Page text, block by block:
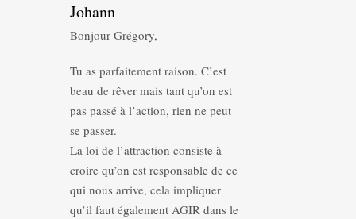
Johann
Bonjour Grégory,
Tu as parfaitement raison. C’est
beau de rêver mais tant qu’on est
pas passé à l’action, rien ne peut
se passer.
La loi de l’attraction consiste à
croire qu’on est responsable de ce
qui nous arrive, cela impliquer
qu’il faut également AGIR dans le